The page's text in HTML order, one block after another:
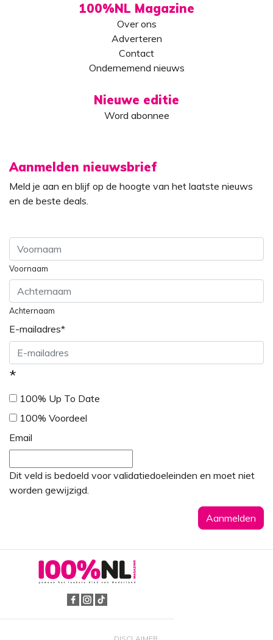
100%NL Magazine
Over ons
Adverteren
Contact
Ondernemend nieuws
Nieuwe editie
Word abonnee
Aanmelden nieuwsbrief
Meld je aan en blijf op de hoogte van het laatste nieuws
en de beste deals.
Voornaam
Achternaam
E-mailadres*
*
100% Up To Date
100% Voordeel
Email
Dit veld is bedoeld voor validatiedoeleinden en moet niet
worden gewijzigd.